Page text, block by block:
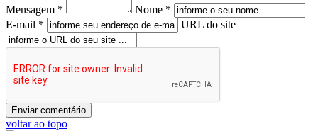
Mensagem *
Nome *
E-mail *
URL do site
voltar ao topo